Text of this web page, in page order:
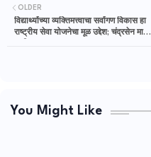
OLDER
विद्यार्थ्यांच्या व्यक्तिमत्त्वाचा सर्वांगण विकास हा
राष्ट्रीय सेवा योजनेचा मूळ उद्देश; चंद्रसेन माने-
You Might Like